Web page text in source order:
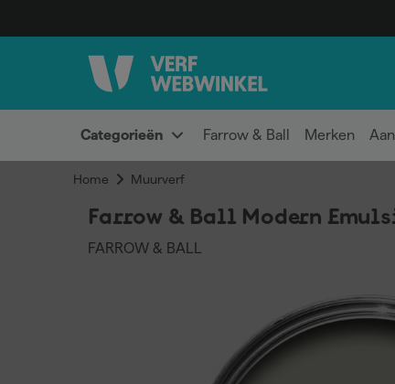
Categorieën Farrow & Ball Merken
Home Muurverf
Farrow & Ball Modern
FARROW & BALL